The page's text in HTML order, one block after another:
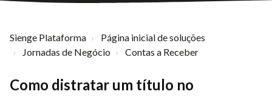
Sienge Plataforma
Página inicial de soluções
Jornadas de Negócio
Contas a Receber
Como distratar um título no